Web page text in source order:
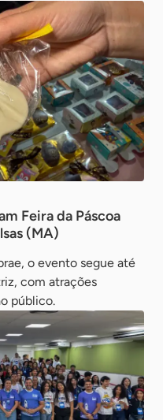
Feira da Páscoa
(MA)
o evento segue até
com atrações
público.